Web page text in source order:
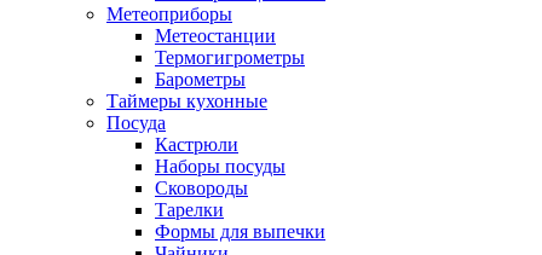
Метеоприборы
Метеостанции
Термогигрометры
Барометры
Таймеры кухонные
Посуда
Кастрюли
Наборы посуды
Сковороды
Тарелки
Формы для выпечки